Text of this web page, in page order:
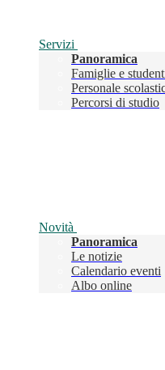
Servizi
Panoramica
Famiglie e
Personale
Percorsi di studio
Novità
Panoramica
Le notizie
Calendario eventi
Albo online